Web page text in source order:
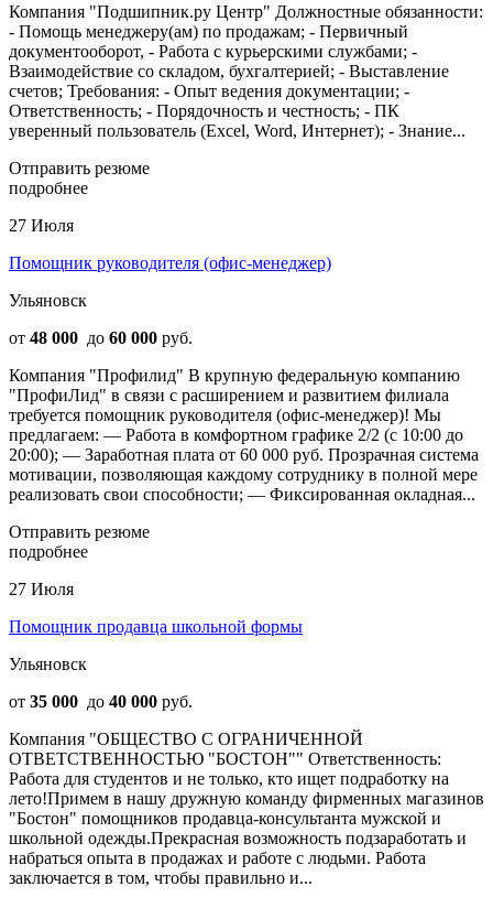
Компания "Подшипник.ру Центр" Должностные обязанности:
- Помощь менеджеру(ам) по продажам; - Первичный
документооборот, - Работа с курьерскими службами; -
Взаимодействие со складом, бухгалтерией; - Выставление
счетов; Требования: - Опыт ведения документации; -
Ответственность; - Порядочность и честность; - ПК
уверенный пользователь (Excel, Word, Интернет); - Знание...
Отправить резюме
подробнее
27 Июля
Помощник руководителя (офис-менеджер)
Ульяновск
от 48 000 до 60 000 руб.
Компания "Профилид" В крупную федеральную компанию
"ПрофиЛид" в связи с расширением и развитием филиала
требуется помощник руководителя (офис-менеджер)! Мы
предлагаем: — Работа в комфортном графике 2/2 (с 10:00 до
20:00); — Заработная плата от 60 000 руб. Прозрачная система
мотивации, позволяющая каждому сотруднику в полной мере
реализовать свои способности; — Фиксированная окладная...
Отправить резюме
подробнее
27 Июля
Помощник продавца школьной формы
Ульяновск
от 35 000 до 40 000 руб.
Компания "ОБЩЕСТВО С ОГРАНИЧЕННОЙ
ОТВЕТСТВЕННОСТЬЮ "БОСТОН"" Ответственность:
Работа для студентов и не только, кто ищет подработку на
лето!Примем в нашу дружную команду фирменных магазинов
"Бостон" помощников продавца-консультанта мужской и
школьной одежды.Прекрасная возможность подзаработать и
набраться опыта в продажах и работе с людьми. Работа
заключается в том, чтобы правильно и...